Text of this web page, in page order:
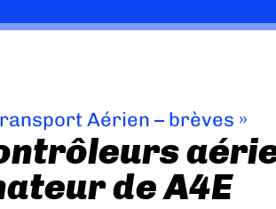
Aérien – brèves »
de A4E